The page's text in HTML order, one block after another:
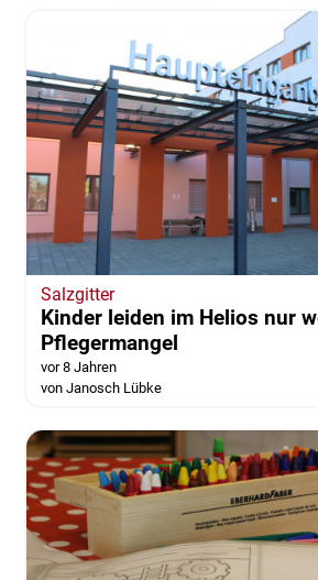
Salzgitter
Kinder leiden im Helios nur
Pflegermangel
vor 8 Jahren
von Janosch Lübke